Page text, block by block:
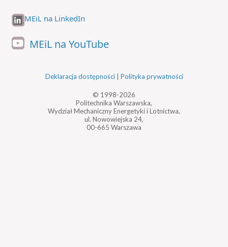
MEiL na LinkedIn
MEiL na YouTube
Deklaracja dostępności| Polityka prywatności
© 1998-2026
Politechnika Warszawska,
Wydział Mechaniczny Energetyki i Lotnictwa,
ul. Nowowiejska 24,
00-665 Warszawa